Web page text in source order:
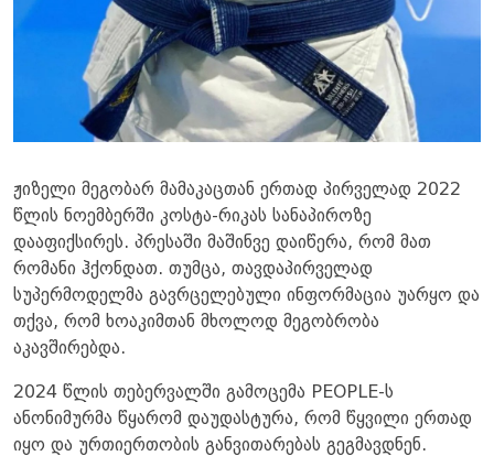
ჟიზელი მეგობარ მამაკაცთან ერთად პირველად 2022
წლის ნოემბერში კოსტა-რიკას სანაპიროზე
დააფიქსირეს. პრესაში მაშინვე დაიწერა, რომ მათ
რომანი ჰქონდათ. თუმცა, თავდაპირველად
სუპერმოდელმა გავრცელებული ინფორმაცია უარყო და
თქვა, რომ ხოაკიმთან მხოლოდ მეგობრობა
აკავშირებდა.
2024 წლის თებერვალში გამოცემა PEOPLE-ს
ანონიმურმა წყარომ დაუდასტურა, რომ წყვილი ერთად
იყო და ურთიერთობის განვითარებას გეგმავდნენ.